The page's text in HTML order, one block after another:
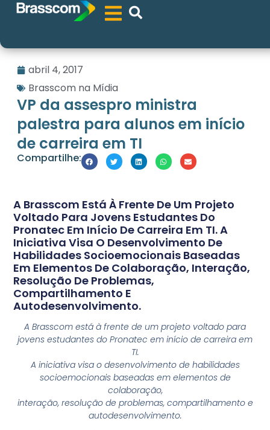
abril 4, 2017
Brasscom na Mídia
VP da assespro ministra
palestra para alunos em início
de carreira em TI
Compartilhe:
A Brasscom Está À Frente De Um Projeto
Voltado Para Jovens Estudantes Do
Pronatec Em Início De Carreira Em TI. A
Iniciativa Visa O Desenvolvimento De
Habilidades Socioemocionais Baseadas
Em Elementos De Colaboração, Interação,
Resolução De Problemas,
Compartilhamento E
Autodesenvolvimento.
A Brasscom está à frente de um projeto voltado para
jovens estudantes do Pronatec em início de carreira em
TI.
A iniciativa visa o desenvolvimento de habilidades
socioemocionais baseadas em elementos de
colaboração,
interação, resolução de problemas, compartilhamento e
autodesenvolvimento.